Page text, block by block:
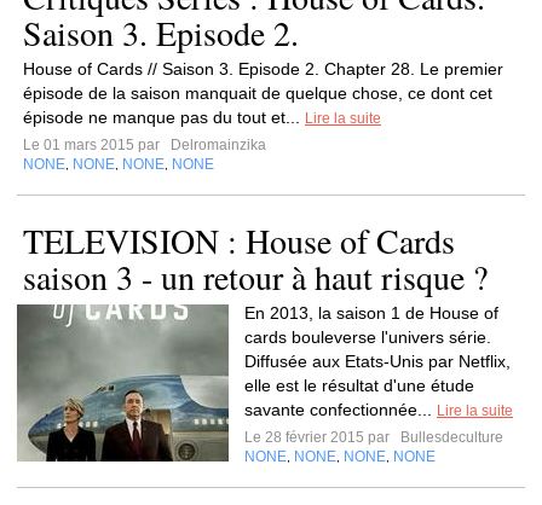
Saison 3. Episode 2.
House of Cards // Saison 3. Episode 2. Chapter 28. Le premier
épisode de la saison manquait de quelque chose, ce dont cet
épisode ne manque pas du tout et...
Lire la suite
Le 01 mars 2015 par
Delromainzika
NONE NONE NONE NONE
TELEVISION : House of Cards
saison 3 - un retour à haut risque ?
En 2013, la saison 1 de House of
cards bouleverse l'univers série.
Diffusée aux Etats-Unis par Netflix,
elle est le résultat d'une étude
savante confectionnée...
Lire la suite
Le 28 février 2015 par
Bullesdeculture
NONE NONE NONE NONE